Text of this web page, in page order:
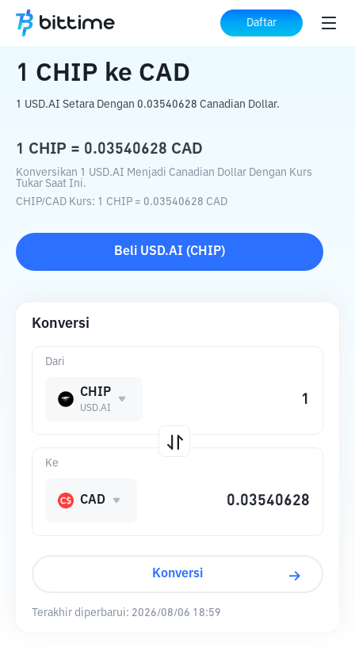
Daftar
Beranda Konverter Kripto ke CAD
1 CHIP ke CAD
1 USD.AI Setara Dengan 0.03540628 Canadian Dollar.
1 CHIP = 0.03540628 CAD
Konversikan 1 USD.AI Menjadi Canadian Dollar Dengan Kurs
Tukar Saat Ini.
CHIP/CAD Kurs: 1 CHIP = 0.03540628 CAD
Beli USD.AI (CHIP)
Konversi
Dari
CHIP
USD.AI
Ke
CAD
Konversi
Terakhir diperbarui: 2026/08/06 18:59